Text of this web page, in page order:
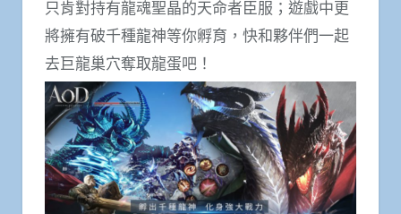
只肯對持有龍魂聖晶的天命者臣服；遊戲中更
將擁有破千種龍神等你孵育，快和夥伴們一起
去巨龍巢穴奪取龍蛋吧！